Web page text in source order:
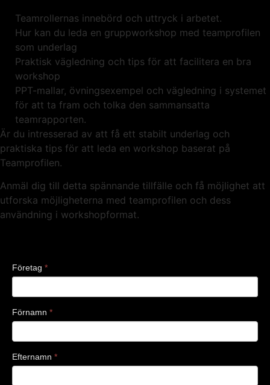
Teamrollernas innebörd och uttryck i arbetet.
Hur kan du leda en gruppworkshop med teamprofilen
som underlag
Praktisk vägledning och tips för att facilitera en bra
workshop
PPT-mallar, övningsexempel och vägledning i systemet
för att ta fram och tolka den sammansatta
teamrapporten.
Är du intresserad av att få ett stabilt underlag och
praktiska tips för att leda en workshop baserat på
Teamprofilen.
Anmäl dig till detta spännande tillfälle och få möjlighet att
utforska möjligheterna med teamprofilen och dess
användning i workshopformat.